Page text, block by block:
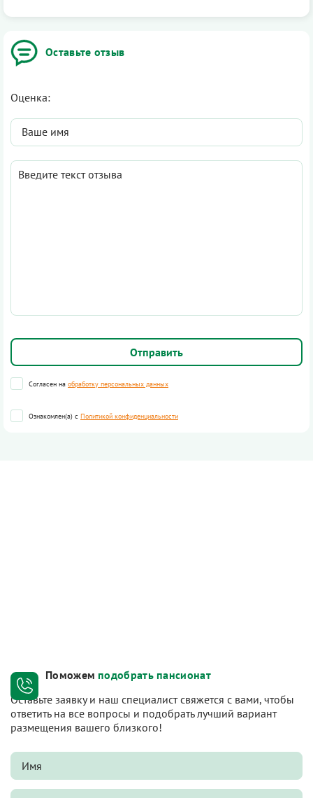
Оставьте отзыв
Оценка:
Согласен на обработку персональных данных
Ознакомлен(а) с Политикой конфиденциальности
Поможем подобрать пансионат
Оставьте заявку и наш специалист свяжется с вами, чтобы
ответить на все вопросы и подобрать лучший вариант
размещения вашего близкого!